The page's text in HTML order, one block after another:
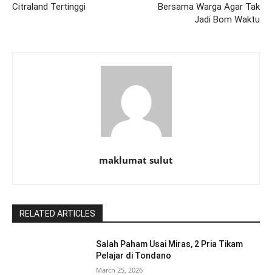
Citraland Tertinggi
Bersama Warga Agar Tak
Jadi Bom Waktu
maklumat sulut
RELATED ARTICLES
Salah Paham Usai Miras, 2 Pria Tikam
Pelajar di Tondano
March 25, 2026